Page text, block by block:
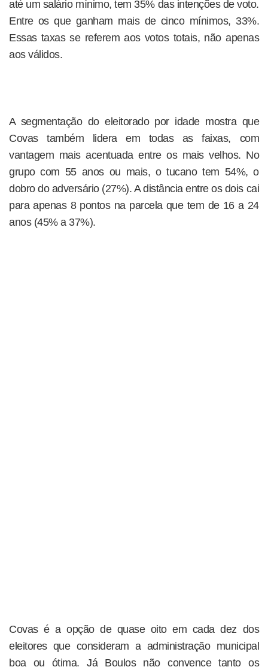
até um salário mínimo, tem 35% das intenções de voto.
Entre os que ganham mais de cinco mínimos, 33%.
Essas taxas se referem aos votos totais, não apenas
aos válidos.
A segmentação do eleitorado por idade mostra que
Covas também lidera em todas as faixas, com
vantagem mais acentuada entre os mais velhos. No
grupo com 55 anos ou mais, o tucano tem 54%, o
dobro do adversário (27%). A distância entre os dois cai
para apenas 8 pontos na parcela que tem de 16 a 24
anos (45% a 37%).
Covas é a opção de quase oito em cada dez dos
eleitores que consideram a administração municipal
boa ou ótima. Já Boulos não convence tanto os